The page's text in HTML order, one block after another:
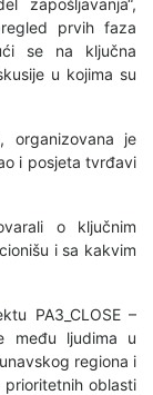
prvih faza
se na ključna
u kojima su
organizovana je
i posjeta tvrđavi
o ključnim
i sa kakvim
PA3_CLOSE –
među ljudima u
regiona i
oblasti